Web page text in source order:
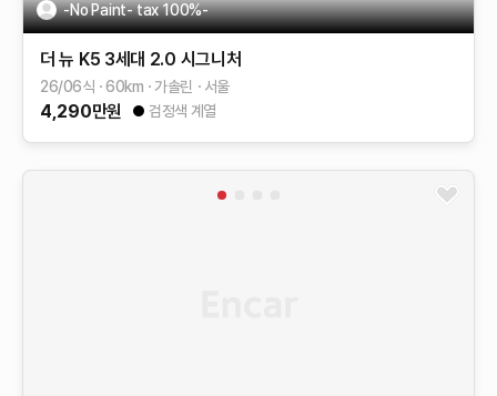
-No Paint- tax 100%-
더 뉴 K5 3세대 2.0 시그니처
26/06식 60km 가솔린 서울
4,290만원 검정색 계열